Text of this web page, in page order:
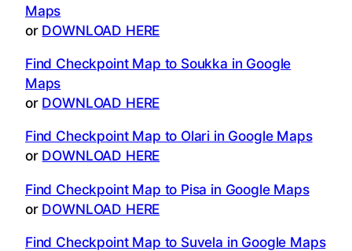
Maps
or DOWNLOAD HERE
Find Checkpoint Map to Soukka in Google
Maps
or DOWNLOAD HERE
Find Checkpoint Map to Olari in Google Maps
or DOWNLOAD HERE
Find Checkpoint Map to Pisa in Google Maps
or DOWNLOAD HERE
Find Checkpoint Map to Suvela in Google Maps